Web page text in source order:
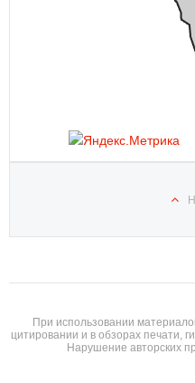
При использовании
цитировании и в обзорах печати,
Нарушение авторских